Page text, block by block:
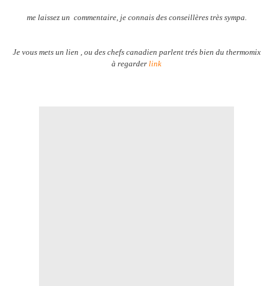
me laissez un commentaire, je connais des conseillères très sympa.
Je vous mets un lien , ou des chefs canadien parlent trés bien du thermomix
à regarder link